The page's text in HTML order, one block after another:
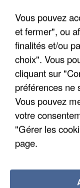
UNE TOURISTE
COULÉE DE
Vous pouvez
et fermer", ou
finalités et/ou
choix". Vous
cliquant sur
préférences ne
Vous pouvez
votre
"Gérer les
page.